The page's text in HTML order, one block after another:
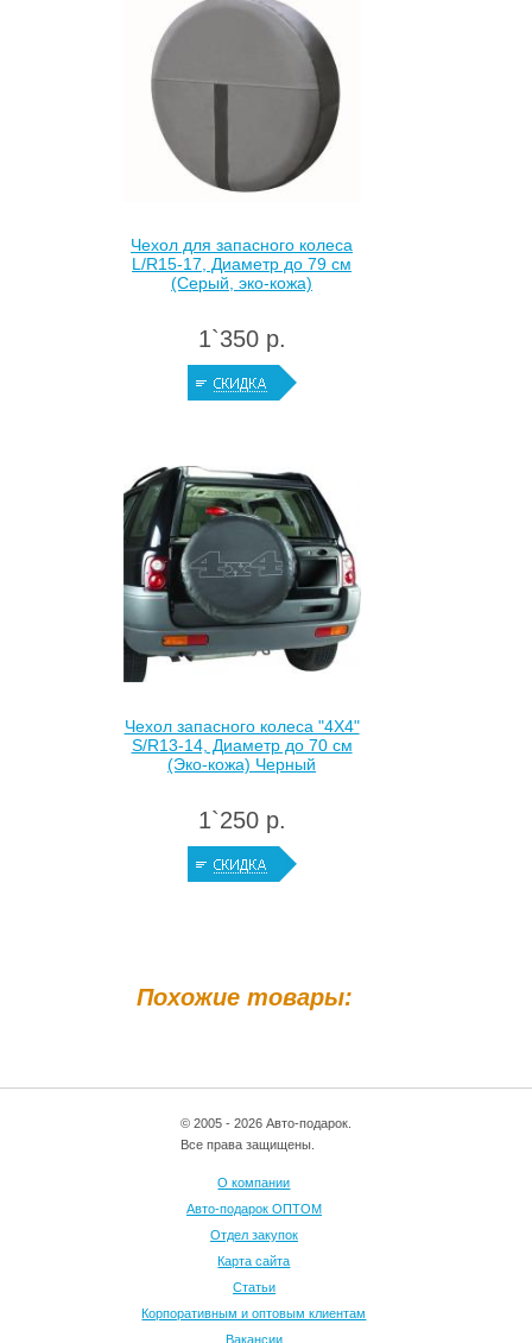
Похожие товары:
Чехол для запасного колеса
L/R15-17, Диаметр до 79 см
(Серый, эко-кожа)
1`350 р.
Чехол запасного колеса "4Х4"
S/R13-14, Диаметр до 70 см
(Эко-кожа) Черный
1`250 р.
© 2005 - 2026 Авто-подарок.
Все права защищены.
О компании
Авто-подарок ОПТОМ
Отдел закупок
Карта сайта
Статьи
Корпоративным и оптовым клиентам
Вакансии